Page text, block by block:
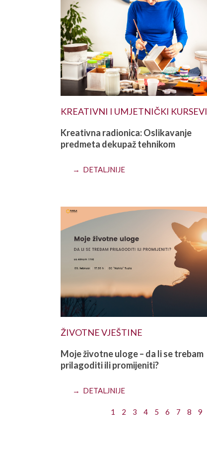
KREATIVNI I UMJETNIČKI KURSEVI
Kreativna radionica: Oslikavanje
predmeta dekupaž tehnikom
→ DETALJNIJE
ŽIVOTNE VJEŠTINE
Moje životne uloge – da li se trebam
prilagoditi ili promijeniti?
→ DETALJNIJE
1 2 3 4 5 6 7 8 9